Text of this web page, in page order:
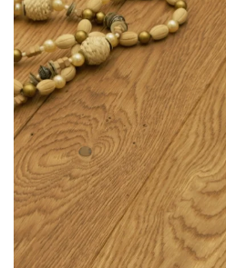
Wyjątkowy odcień
połączenie stonowanego
ze słonecznymi refleksami.
podłoga, która rozświetla
i sprawia, że nasz dom
Dębowe deski słyną ze